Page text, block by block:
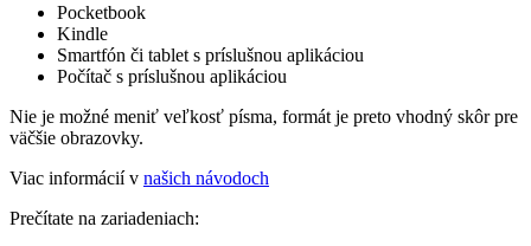
Pocketbook
Kindle
Smartfón či tablet s príslušnou aplikáciou
Počítač s príslušnou aplikáciou
Nie je možné meniť veľkosť písma, formát je preto vhodný skôr pre
väčšie obrazovky.
Viac informácií v našich návodoch
Prečítate na zariadeniach: